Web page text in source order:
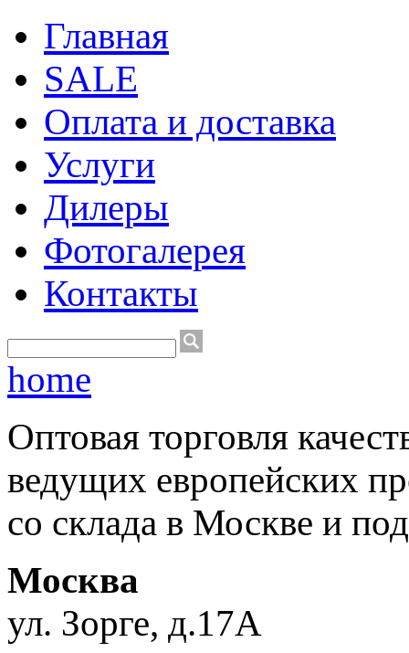
Главная
SALE
Оплата и доставка
Услуги
Дилеры
Фотогалерея
Контакты
home
Оптовая торговля
ведущих европейских
со склада в Москве и под
Москва
ул. Зорге, д.17А